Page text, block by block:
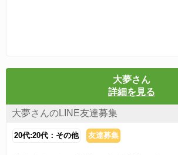
大夢さん
詳細を見る
大夢さんのLINE友達募集
20代:20代：その他 友達募集